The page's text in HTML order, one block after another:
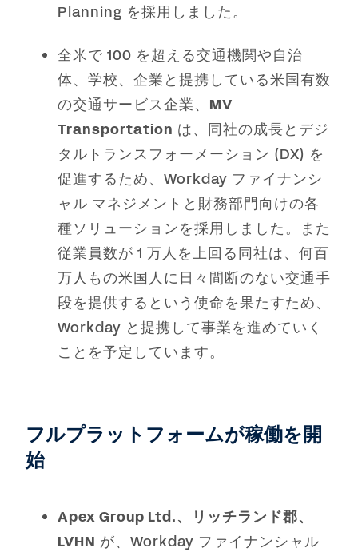
Planning を採用しました。
全米で 100 を超える交通機関や自治
体、学校、企業と提携している米国有数
の交通サービス企業、 MV
Transportation は、同社の成長とデジ
タルトランスフォーメーション (DX) を
促進するため、Workday ファイナンシ
ャル マネジメントと財務部門向けの各
種ソリューションを採用しました。また
従業員数が 1 万人を上回る同社は、何百
万人もの米国人に日々間断のない交通手
段を提供するという使命を果たすため、
Workday と提携して事業を進めていく
ことを予定しています。
フルプラットフォームが稼働を開
始
Apex Group Ltd.、リッチランド郡、
LVHN が、Workday ファイナンシャル